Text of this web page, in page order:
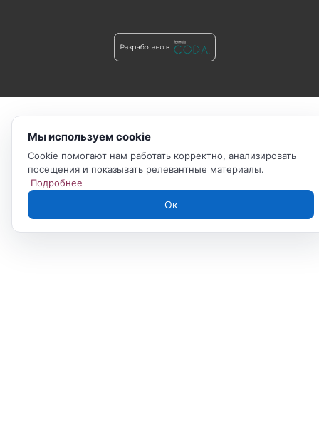
Мы используем cookie
Cookie помогают нам работать корректно, анализировать
посещения и показывать релевантные материалы.
Подробнее
Ок